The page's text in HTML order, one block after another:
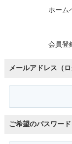
ホーム
会員登
メールアドレス（ロ
ご希望のパスワード